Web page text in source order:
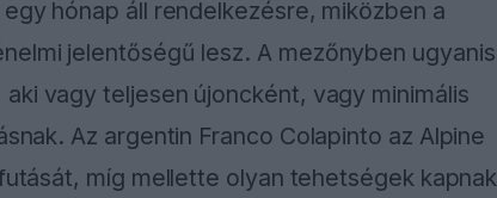
hónap áll rendelkezésre, miközben a
jelentőségű lesz. A mezőnyben ugyanis
vagy teljesen újoncként, vagy minimális
Az argentin Franco Colapinto az Alpine
míg mellette olyan tehetségek kapnak